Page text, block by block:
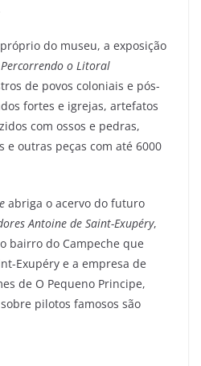
do museu, a exposição
o Litoral
de povos coloniais e pós-
fortes e igrejas, artefatos
com ossos e pedras,
e outras peças com até 6000
abriga o acervo do futuro
Antoine de Saint-Exupéry,
bairro do Campeche que
Exupéry e a empresa de
de O Pequeno Principe,
pilotos famosos são